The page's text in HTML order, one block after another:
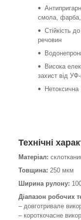
смола, фарба,
Стійкість
речовин
Висока
захист від
Нетоксична
Технічні
Матеріал:
Товщина: 250 мкм
Ширина рулону:
Діапазон робочих
– довготривале
– короткочасне